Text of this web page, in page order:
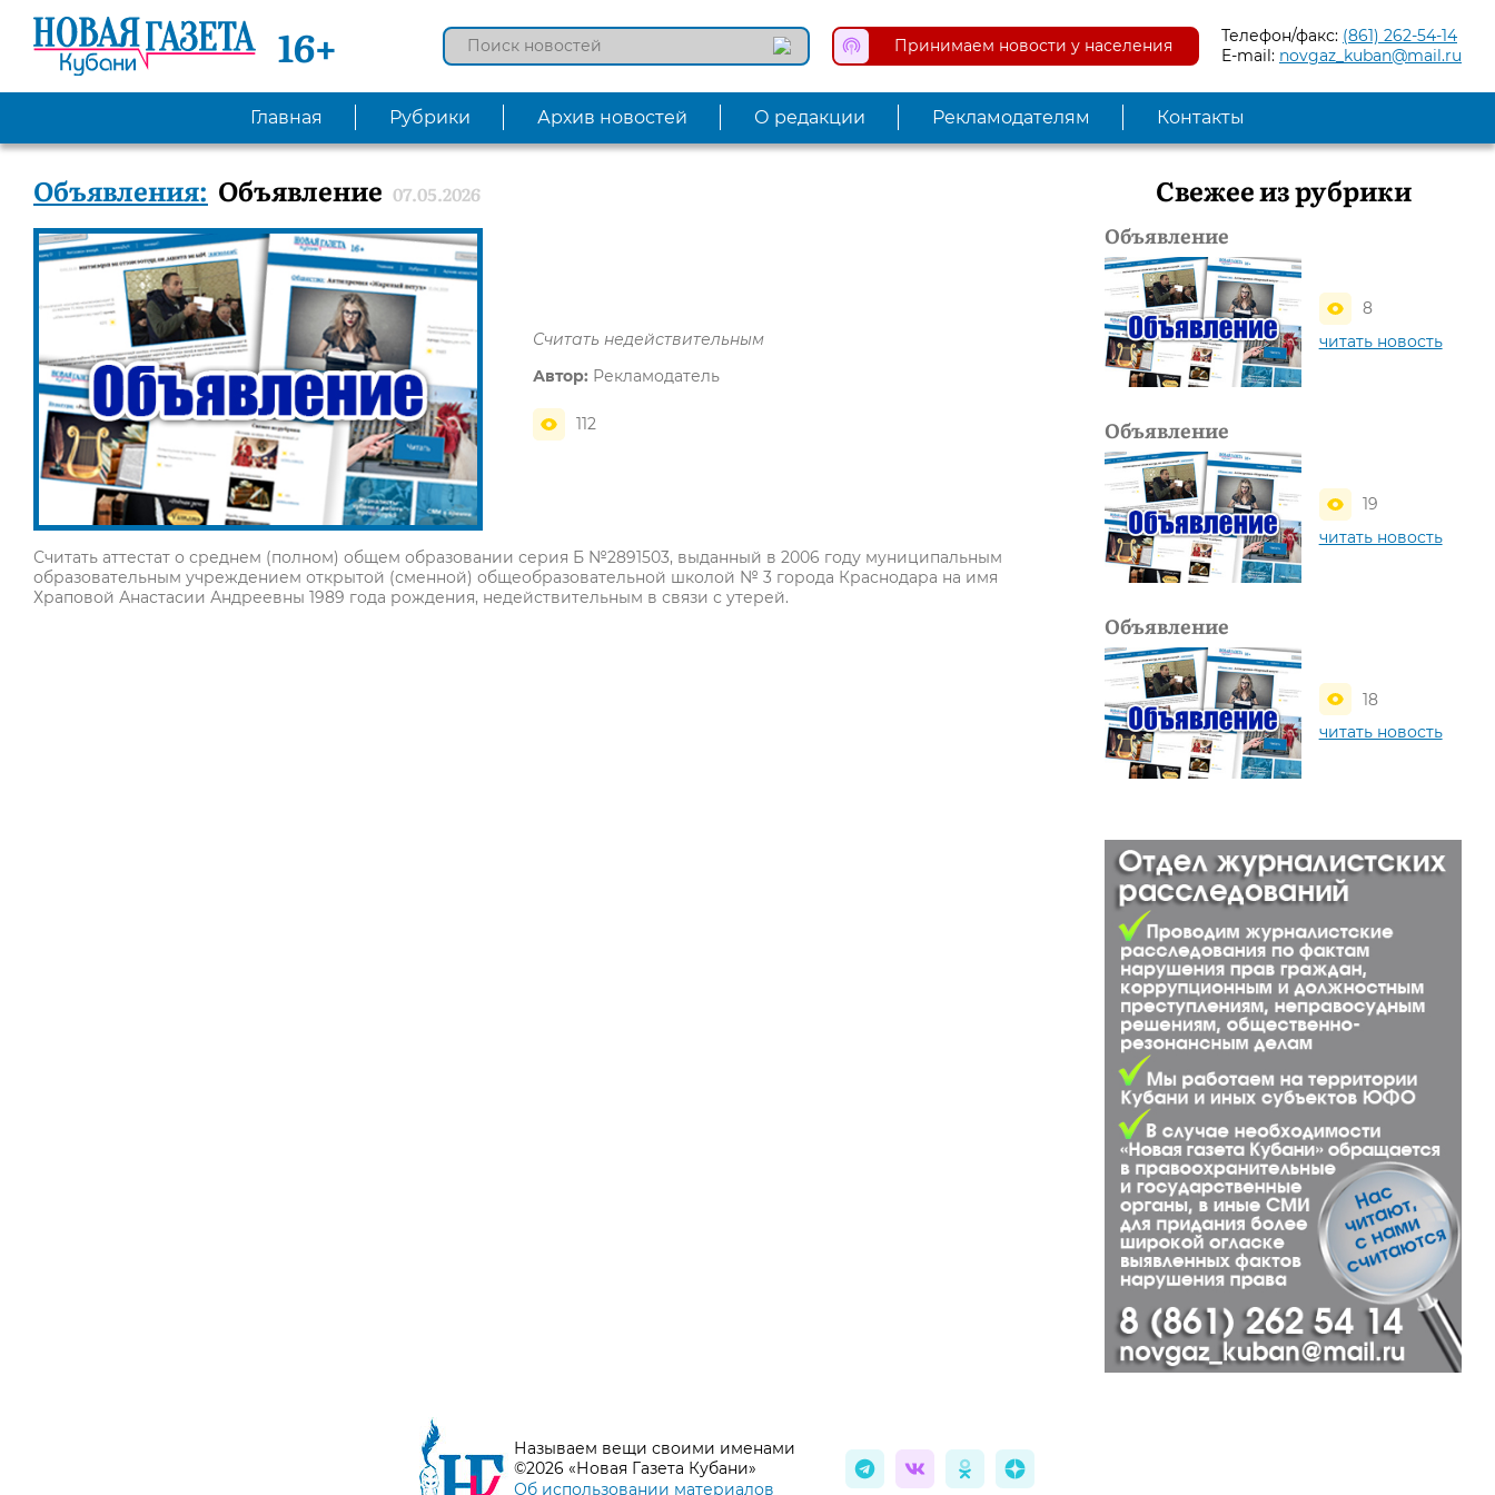
16+ Принимаем новости у населения Телефон/факс: (861) 262-54-14
E-mail: novgaz_kuban@mail.ru
Главная Рубрики Архив новостей О редакции Рекламодателям Контакты
Объявления: Объявление 07.05.2026
Считать недействительным
Автор: Рекламодатель
112
Считать аттестат о среднем (полном) общем образовании серия Б №2891503, выданный в 2006 году муниципальным
образовательным учреждением открытой (сменной) общеобразовательной школой № 3 города Краснодара на имя
Храповой Анастасии Андреевны 1989 года рождения, недействительным в связи с утерей.
Свежее из рубрики
Объявление
8
читать новость
Объявление
19
читать новость
Объявление
18
читать новость
Называем вещи своими именами
©2026 «Новая Газета Кубани»
Об использовании материалов